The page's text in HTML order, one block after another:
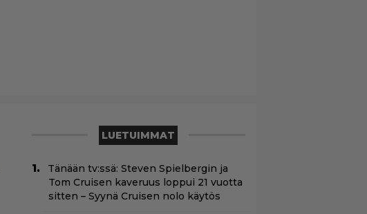
LUETUIMMAT
Tänään tv:ssä: Steven Spielbergin ja
Tom Cruisen kaveruus loppui 21 vuotta
sitten – Syynä Cruisen nolo käytös